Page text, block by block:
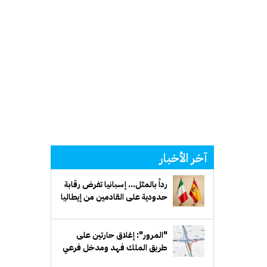
آخر الأخبار
رداً بالمثل... إسبانيا تفرض رقابة
حدودية على القادمين من إيطاليا
"المرور": إغلاق حارتين على
طريق الملك فهد ومدخل فرعي